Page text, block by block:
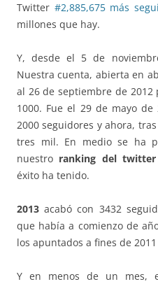
Twitter #2,885,675 más
millones que hay.
Y, desde el 5 de
Nuestra cuenta, abierta en
al 26 de septiembre de
1000. Fue el 29 de mayo de
2000 seguidores y ahora,
tres mil. En medio se ha
nuestro ranking del
éxito ha tenido.
2013 acabó con 3432
que había a comienzo de
los apuntados a fines de 2011
Y en menos de un mes,